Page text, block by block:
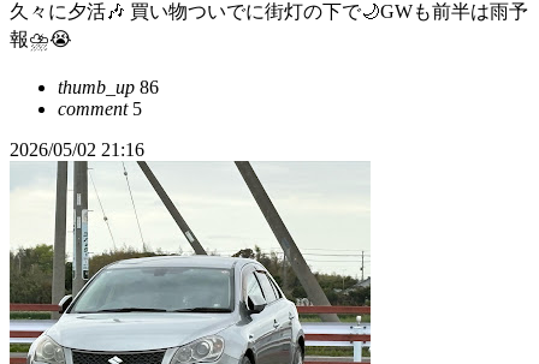
久々に夕活🎶 買い物ついでに街灯の下で🌙GWも前半は雨予
報⛈️😭
thumb_up 86
comment5
2026/05/02 21:16